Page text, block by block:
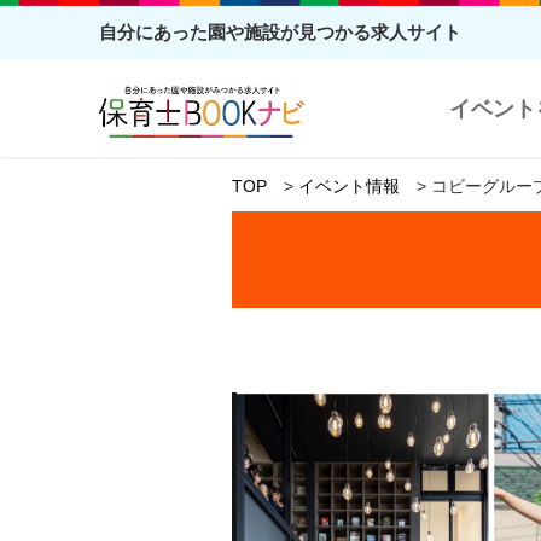
自分にあった園や施設が見つかる求人サイト
イベン
TOP イベント情報 コビーグル